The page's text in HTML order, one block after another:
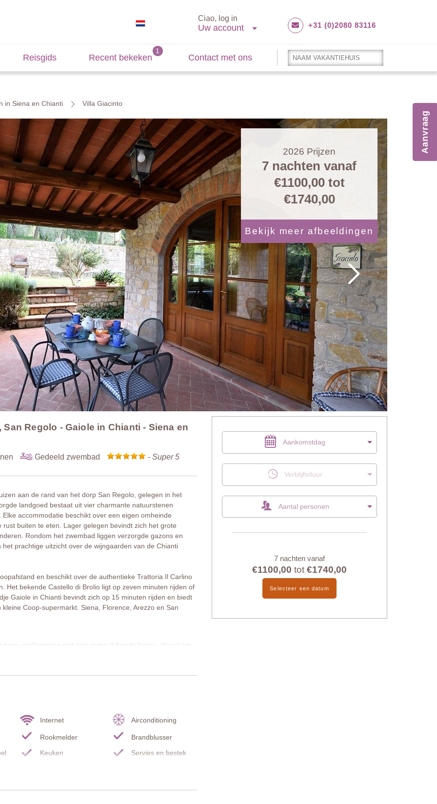
Ciao, log in
Uw account +31 (0)2080 83116
Reisgids Recent bekeken Contact met ons
in Siena en Chianti Villa Giacinto
2026 Prijzen
7 nachten vanaf
€1100,00tot
€1740,00
Bekijk meer afbeeldingen
Regolo - Gaiole in Chianti - Siena en
Gedeeld zwembad - Super 5
aan de rand van het dorp San Regolo, gelegen in het
landgoed bestaat uit vier charmante natuurstenen
accommodatie beschikt over een eigen omheinde
buiten te eten. Lager gelegen bevindt zich het grote
Rondom het zwembad liggen verzorgde gazons en
prachtige uitzicht over de wijngaarden van de Chianti
en beschikt over de authentieke Trattoria Il Carlino
Het bekende Castello di Brolio ligt op zeven minuten rijden of
Gaiole in Chianti bevindt zich op 15 minuten rijden en biedt
Coop-supermarkt. Siena, Florence, Arezzo en San
verdiepingen met een gemeubileerde loggia, ideaal om
extra ruimte om tot rust te komen. Binnen geven houten
met 4 stoelen, sofa.
en stoel.
Internet Airconditioning
Rookmelder
Brandblusser
Keuken
Servies en bestek
Aankomstdag
Verblijfsduur
Aantal personen
7 nachten vanaf
€1100,00 tot €1740,00
Selecteer een datum
Aanvraag